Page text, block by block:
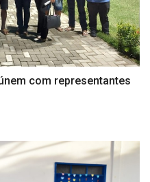
com representantes